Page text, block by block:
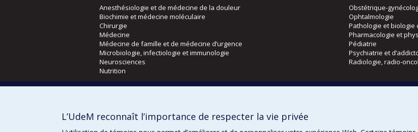
Anesthésiologie et de médecine de la douleur
Biochimie et médecine moléculaire
Chirurgie
Médecine
Médecine de famille et de médecine d’urgence
Microbiologie, infectiologie et immunologie
Neurosciences
Nutrition
Obstétrique-
Ophtalmologie
Pathologie et biologie
Pharmacologie et
Pédiatrie
Psychiatrie et
Radiologie, radio-
Orthophonie et audiologie
L’UdeM reconnaît l’importance de respecter la vie privée